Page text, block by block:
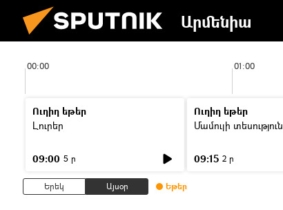
Արմենիա
00:00 01:00
Ուղիղ եթեր
Լուրեր
09:00 5 ր
Ուղիղ եթեր
Մամուլի տեսություն
09:15 2 ր
Երեկ Այսօր Եթեր